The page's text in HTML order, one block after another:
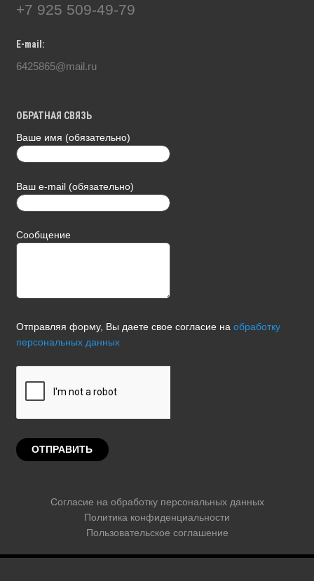
+7 925 509-49-79
E-mail:
6425865@mail.ru
ОБРАТНАЯ СВЯЗЬ
Ваше имя (обязательно)
Ваш e-mail (обязательно)
Сообщение
Отправляя форму, Вы даете свое согласие на обработку
персональных данных
Согласие на обработку персональных данных
Политика конфиденциальности
Пользовательское соглашение